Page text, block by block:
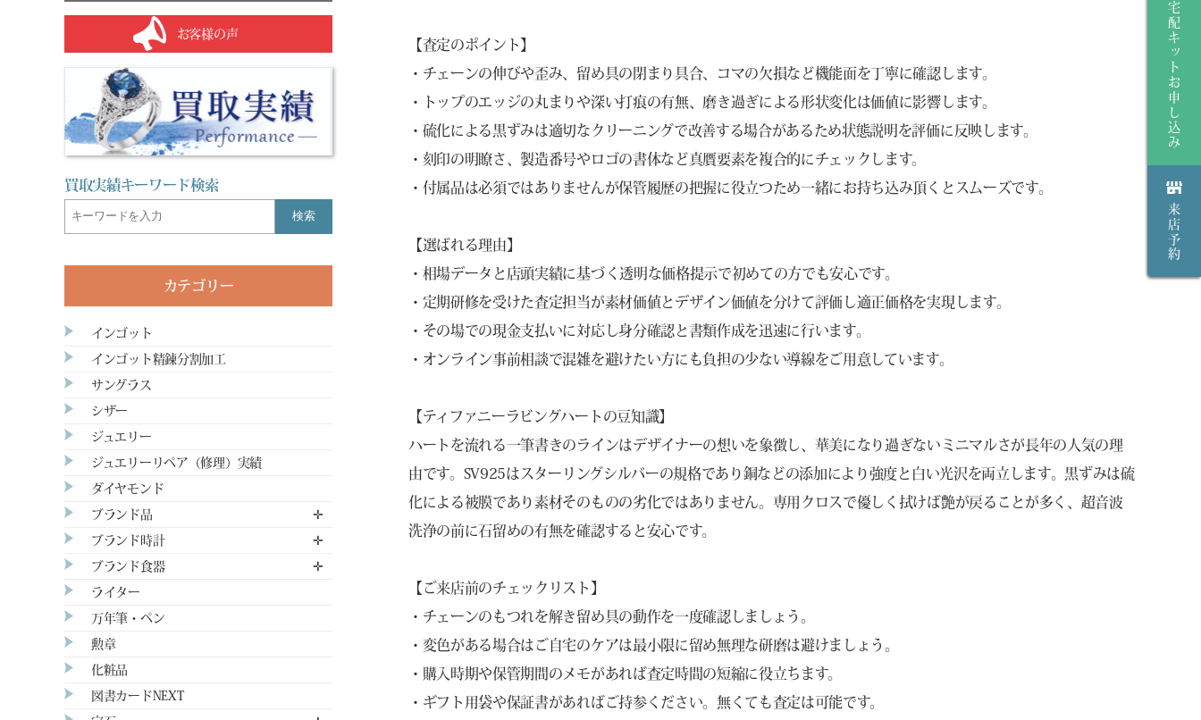
【査定のポイント】
・チェーンの伸びや歪み、留め具の閉まり具合、コマの欠損など機能面を丁寧に確認します。
・トップのエッジの丸まりや深い打痕の有無、磨き過ぎによる形状変化は価値に影響します。
・硫化による黒ずみは適切なクリーニングで改善する場合があるため状態説明を評価に反映します。
・刻印の明瞭さ、製造番号やロゴの書体など真贋要素を複合的にチェックします。
・付属品は必須ではありませんが保管履歴の把握に役立つため一緒にお持ち込み頂くとスムーズです。
【選ばれる理由】
・相場データと店頭実績に基づく透明な価格提示で初めての方でも安心です。
・定期研修を受けた査定担当が素材価値とデザイン価値を分けて評価し適正価格を実現します。
・その場での現金支払いに対応し身分確認と書類作成を迅速に行います。
・オンライン事前相談で混雑を避けたい方にも負担の少ない導線をご用意しています。
【ティファニーラビングハートの豆知識】
ハートを流れる一筆書きのラインはデザイナーの想いを象徴し、華美になり過ぎないミニマルさが長年の人気の理
由です。SV925はスターリングシルバーの規格であり銅などの添加により強度と白い光沢を両立します。黒ずみは硫
化による被膜であり素材そのものの劣化ではありません。専用クロスで優しく拭けば艶が戻ることが多く、超音波
洗浄の前に石留めの有無を確認すると安心です。
【ご来店前のチェックリスト】
・チェーンのもつれを解き留め具の動作を一度確認しましょう。
・変色がある場合はご自宅のケアは最小限に留め無理な研磨は避けましょう。
・購入時期や保管期間のメモがあれば査定時間の短縮に役立ちます。
・ギフト用袋や保証書があればご持参ください。無くても査定は可能です。
お客様の声
買取実績キーワード検索
検索
カテゴリー
インゴット
インゴット精錬分割加工
サングラス
シザー
ジュエリー
ジュエリーリペア（修理）実績
ダイヤモンド
ブランド品 ✛
ブランド時計 ✛
ブランド食器 ✛
ライター
万年筆・ペン
勲章
化粧品
図書カードNEXT
宅配キットお申し込み
来店予約